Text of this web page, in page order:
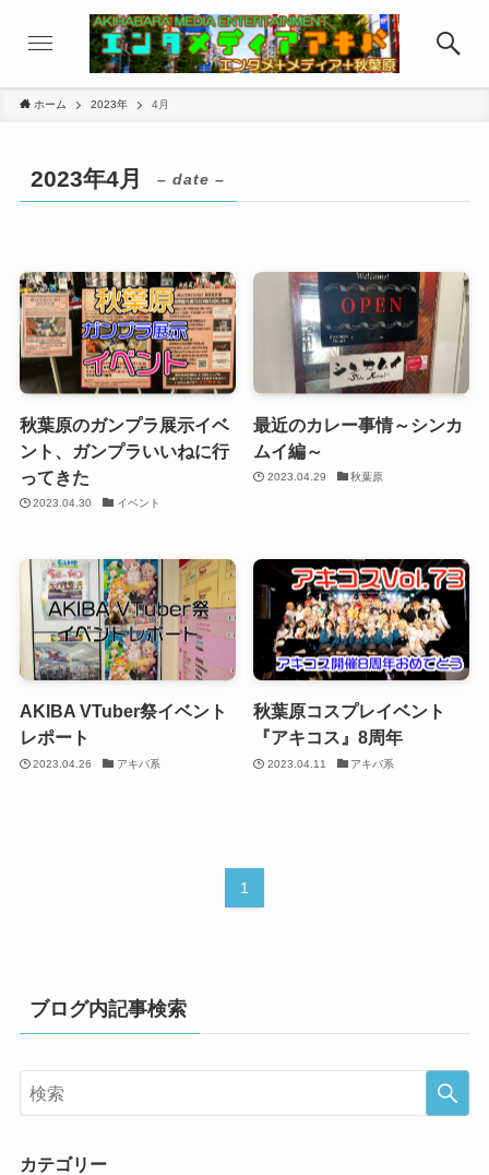
ホーム 2023年 4月
2023年4月 – date –
秋葉原のガンプラ展示イベ
ント、ガンプラいいねに行
ってきた
2023.04.30 イベント
最近のカレー事情～シンカ
ムイ編～
2023.04.29 秋葉原
AKIBA VTuber祭イベント
レポート
2023.04.26 アキバ系
秋葉原コスプレイベント
『アキコス』8周年
2023.04.11 アキバ系
1
ブログ内記事検索
カテゴリー